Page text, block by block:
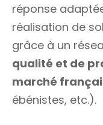
réponse
réalisation de
grâce à un
qualité et de
marché
ébénistes, etc.).